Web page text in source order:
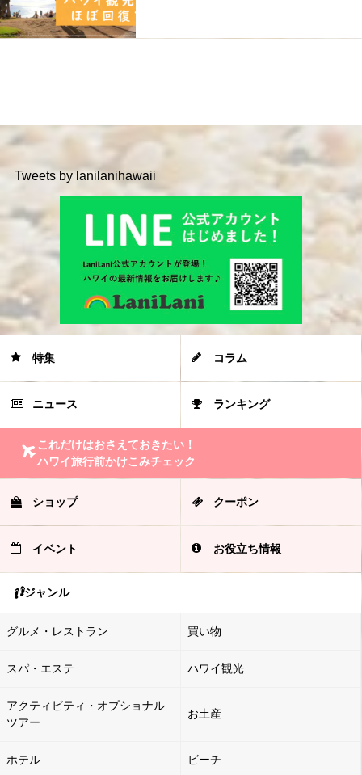
Tweets by lanilanihawaii
特集 コラム
ニュース ランキング
これだけはおさえておきたい！
ハワイ旅行前かけこみチェック
ショップ クーポン
イベント お役立ち情報
ジャンル
グルメ・レストラン 買い物
スパ・エステ ハワイ観光
アクティビティ・オプショナル
ツアー
お土産
ホテル ビーチ